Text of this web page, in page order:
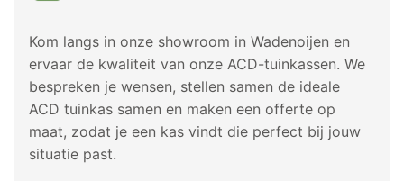
Kom langs in onze showroom in Wadenoijen en
ervaar de kwaliteit van onze ACD-tuinkassen. We
bespreken je wensen, stellen samen de ideale
ACD tuinkas samen en maken een offerte op
maat, zodat je een kas vindt die perfect bij jouw
situatie past.